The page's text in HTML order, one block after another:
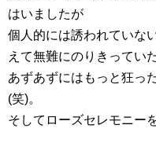
はいましたが
個人的には誘われていな
えて無難にのりきってい
あずあずにはもっと狂っ
(笑)。
そしてローズセレモニー